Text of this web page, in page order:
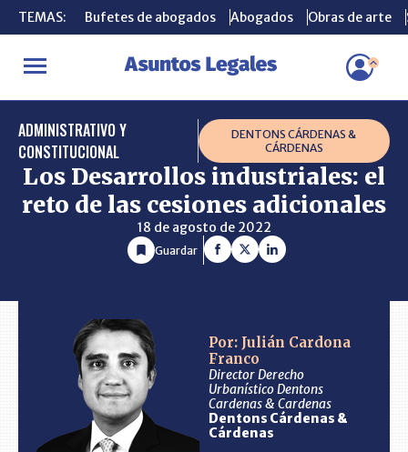
TEMAS: Bufetes de abogados Abogados Obras de arte
INICIO CONSULTORIO Los Desarrollos industriales: el reto de
TEMAS: Bufetes de abogados Abogados Obras de arte
ADMINISTRATIVO Y
CONSTITUCIONAL
DENTONS CÁRDENAS &
CÁRDENAS
Los Desarrollos industriales: el
reto de las cesiones adicionales
18 de agosto de 2022
Guardar
Por: Julián Cardona
Franco
Director Derecho
Urbanístico Dentons
Cardenas & Cardenas
Dentons Cárdenas &
Cárdenas